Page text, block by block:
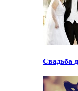
Свадьба